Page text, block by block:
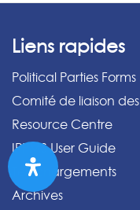
Liens rapides
Political Parties Forms
Comité de liaison
Resource Centre
IPPMS User Guide
Téléchargements
Archives